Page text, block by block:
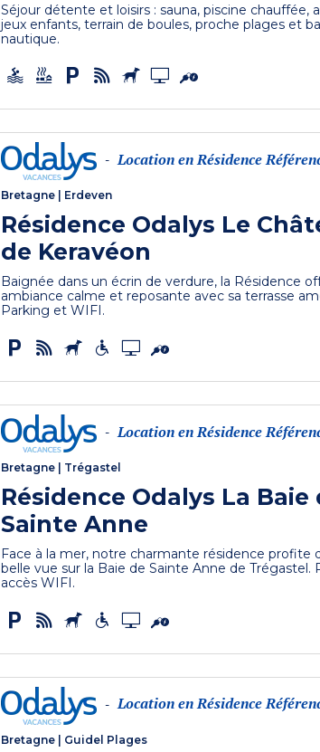
Séjour détente et loisirs : sauna, piscine chauffée,
jeux enfants, terrain de boules, proche plages et
nautique.
- Location en Résidence
Bretagne Erdeven
Résidence Odalys Le
de Keravéon
Baignée dans un écrin de verdure, la Résidence
ambiance calme et reposante avec sa terrasse
Parking et WIFI.
- Location en Résidence
Bretagne Trégastel
Résidence Odalys La Baie
Sainte Anne
Face à la mer, notre charmante résidence profite
belle vue sur la Baie de Sainte Anne de Trégastel.
accès WIFI.
- Location en Résidence
Bretagne Guidel Plages